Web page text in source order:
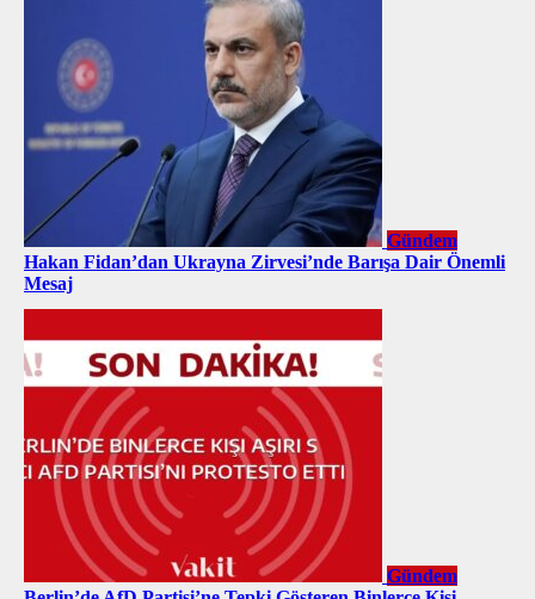
Gündem
Hakan Fidan’dan Ukrayna Zirvesi’nde Barışa Dair Önemli
Mesaj
Gündem